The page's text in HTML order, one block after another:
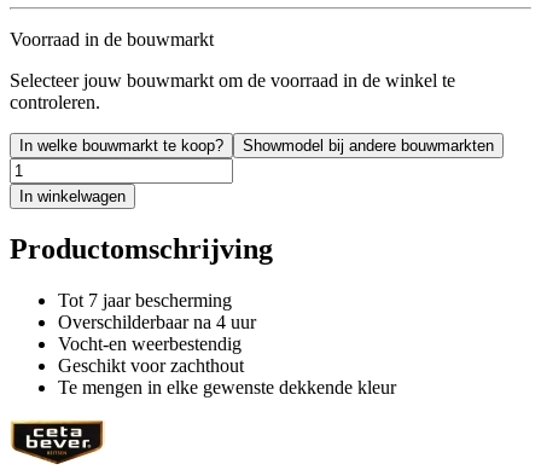
Voorraad in de bouwmarkt
Selecteer jouw bouwmarkt om de voorraad in de winkel te
controleren.
In welke bouwmarkt te koop? Showmodel bij andere bouwmarkten
In winkelwagen
Productomschrijving
Tot 7 jaar bescherming
Overschilderbaar na 4 uur
Vocht-en weerbestendig
Geschikt voor zachthout
Te mengen in elke gewenste dekkende kleur